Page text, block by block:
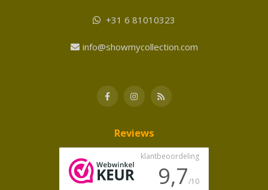
+31 6 81010323
info@showmycollection.com
Reviews